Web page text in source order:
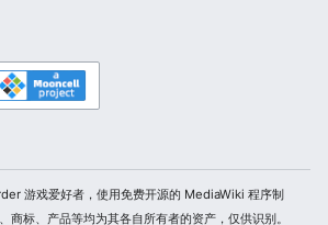
游戏爱好者，使用免费开源的 MediaWiki 程序制
商标、产品等均为其各自所有者的资产，仅供识别。